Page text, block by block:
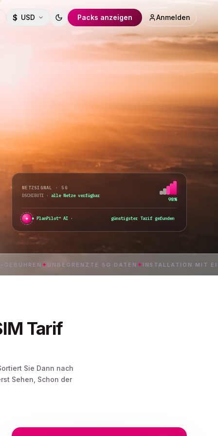
$ USD Toggle theme
Packs anzeigen Anmelden
NETZSIGNAL · 5G
DSCHIBUTI · alle Netze verfügbar
98%
✦ PlanPilot™ AI · günstigster Tarif gefunden
✦ UNBEGRENZTE 5G DATEN ✦ INSTALLATION MIT EINEM
Tarif
Sie Dann nach
Sehen, Schon der